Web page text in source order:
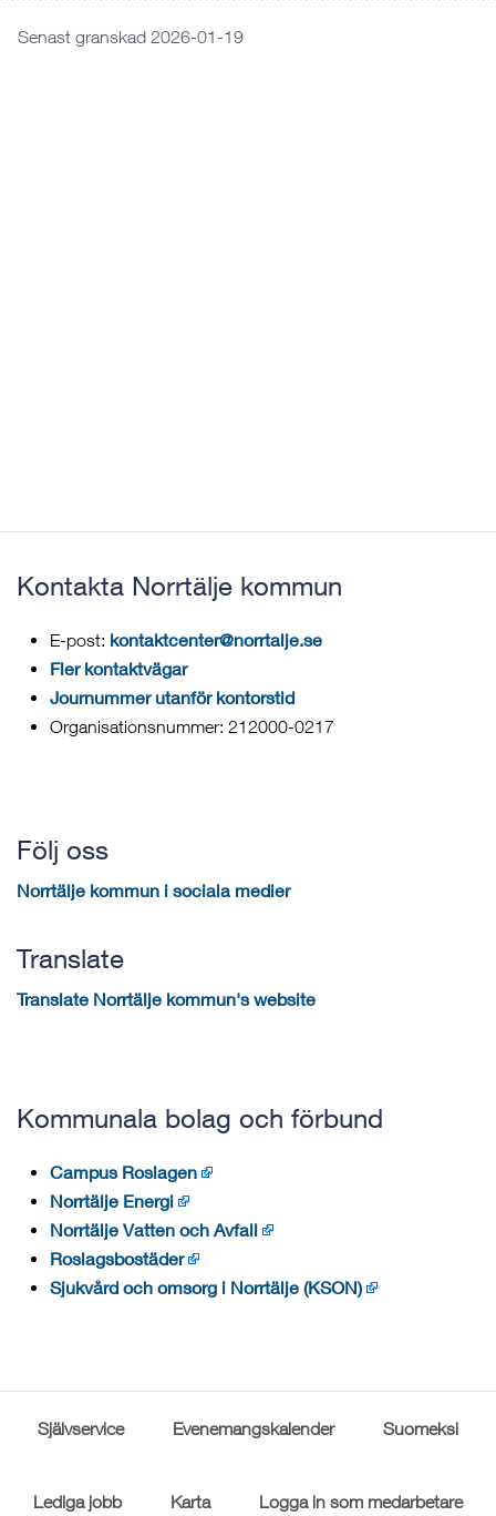
Senast granskad 2026-01-19
Kontakta Norrtälje kommun
E-post: kontaktcenter@norrtalje.se
Fler kontaktvägar
Journummer utanför kontorstid
Organisationsnummer: 212000-0217
Följ oss
Norrtälje kommun i sociala medier
Translate
Translate Norrtälje kommun's website
Kommunala bolag och förbund
Campus Roslagen
Norrtälje Energi
Norrtälje Vatten och Avfall
Roslagsbostäder
Sjukvård och omsorg i Norrtälje (KSON)
Självservice Evenemangskalender Suomeksi
Lediga jobb Karta Logga in som medarbetare